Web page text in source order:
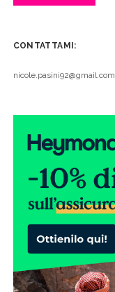
CONTATTAMI:
nicole.pasini92@gmail.com